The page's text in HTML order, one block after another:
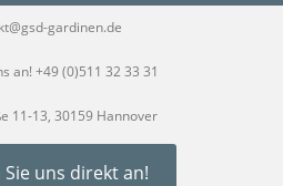
gardinen.de
an! +49 (0)511 32 33 31
11-13, 30159 Hannover
Sie uns direkt an!